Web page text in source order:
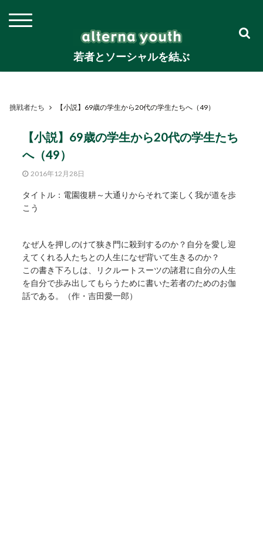
若者とソーシャルを結ぶ
挑戦者たち 【小説】69歳の学生から20代の学生たちへ（49）
【小説】69歳の学生から20代の学生たち
へ（49）
2016年12月28日
タイトル：電園復耕～大通りからそれて楽しく我が道を歩
こう
なぜ人を押しのけて狭き門に殺到するのか？自分を愛し迎
えてくれる人たちとの人生になぜ背いて生きるのか？
この書き下ろしは、リクルートスーツの諸君に自分の人生
を自分で歩み出してもらうために書いた若者のためのお伽
話である。（作・吉田愛一郎）